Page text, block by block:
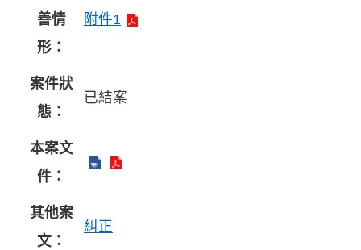
善情
形：
附件1
案件狀
態：
已結案
本案文
件：
其他案
文：
糾正